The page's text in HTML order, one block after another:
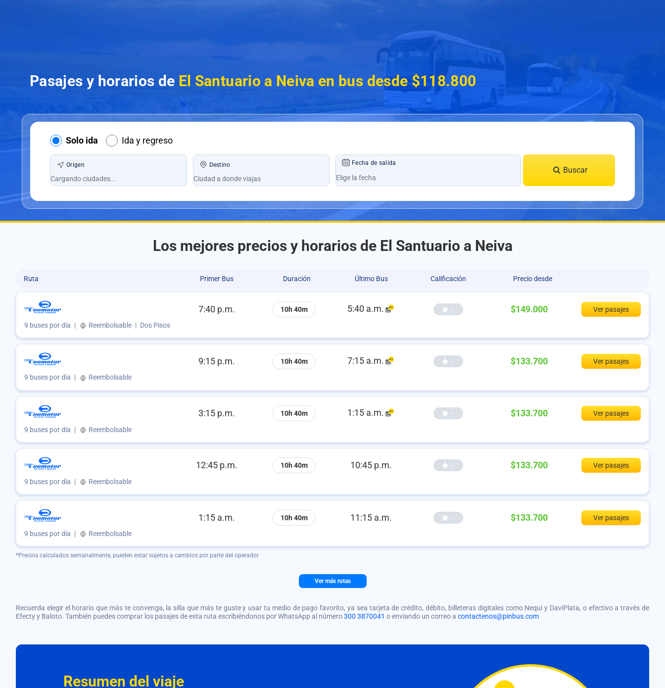
Pasajes y horarios de El Santuario a Neiva en bus desde $118.800
Solo ida Ida y regreso
Origen Destino Fecha de salida
Buscar
Los mejores precios y horarios de El Santuario a Neiva
Ruta Primer Bus Duración Último Bus Calificación Precio desde
7:40 p.m. 10h 40m 5:40 a.m. -- $149.000 Ver pasajes
9 buses por día | Reembolsable | Dos Pisos
9:15 p.m. 10h 40m 7:15 a.m. -- $133.700 Ver pasajes
9 buses por día | Reembolsable
3:15 p.m. 10h 40m 1:15 a.m. -- $133.700 Ver pasajes
9 buses por día | Reembolsable
12:45 p.m. 10h 40m 10:45 p.m. -- $133.700 Ver pasajes
9 buses por día | Reembolsable
1:15 a.m. 10h 40m 11:15 a.m. -- $133.700 Ver pasajes
9 buses por día | Reembolsable
*Precios calculados semanalmente, pueden estar sujetos a cambios por parte del operador
Ver más rutas
Recuerda elegir el horario que más te convenga, la silla que más te guste y usar tu medio de pago favorito, ya sea tarjeta de crédito, débito, billeteras digitales como Nequi y DaviPlata, o efectivo a través de
Efecty y Baloto. También puedes comprar los pasajes de esta ruta escribiéndonos por WhatsApp al número300 3870041 o enviando un correo a contactenos@pinbus.com
Resumen del viaje